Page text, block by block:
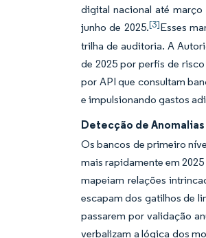
digital nacional até
junho de 2025.[3]Esses
trilha de auditoria. A
de 2025 por perfis de
por API que consultam
e impulsionando gastos
Detecção de
Os bancos de primeiro
mais rapidamente em
mapeiam relações
escapam dos gatilhos de
passarem por validação
verbalizam a lógica dos